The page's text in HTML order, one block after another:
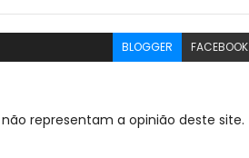
BLOGGER FACEBOOK
representam a opinião deste site.